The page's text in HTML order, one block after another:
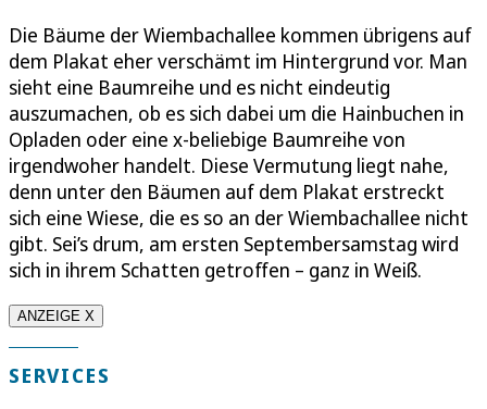
Die Bäume der Wiembachallee kommen übrigens auf
dem Plakat eher verschämt im Hintergrund vor. Man
sieht eine Baumreihe und es nicht eindeutig
auszumachen, ob es sich dabei um die Hainbuchen in
Opladen oder eine x-beliebige Baumreihe von
irgendwoher handelt. Diese Vermutung liegt nahe,
denn unter den Bäumen auf dem Plakat erstreckt
sich eine Wiese, die es so an der Wiembachallee nicht
gibt. Sei’s drum, am ersten Septembersamstag wird
sich in ihrem Schatten getroffen – ganz in Weiß.
ANZEIGE X
SERVICES